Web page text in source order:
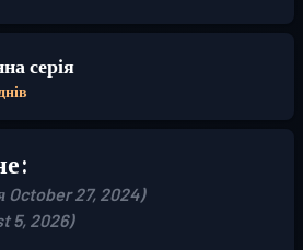
серія
October 27, 2024)
5, 2026)